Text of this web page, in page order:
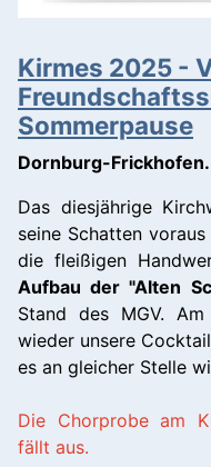
Kirmes 2025 -
Sommerpause
Dornburg-
Das diesjährige
seine Schatten
die fleißigen
Aufbau der "Alten
Stand des MGV.
wieder unsere
es an gleicher Stelle
Die Chorprobe am
fällt aus.